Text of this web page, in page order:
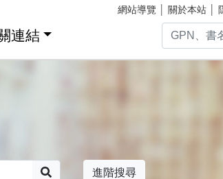
網站導覽 關於本站
連結
進階搜尋